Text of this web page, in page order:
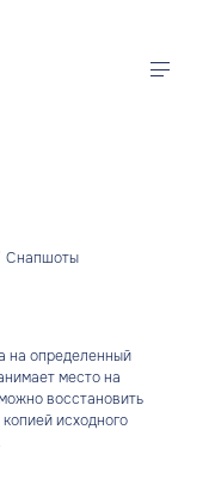
Снапшоты
на определенный
место на
восстановить
исходного